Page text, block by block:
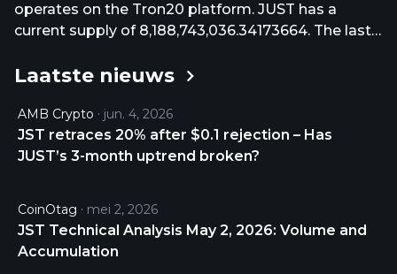
operates on the Tron20 platform. JUST has a
current supply of 8,188,743,036.34173664. The last
down -0.29 over the last 24 hours. It is currently
traded over the last 24 hours. More information
can be found at https://just.network/#/.
Laatste nieuws
AMB Crypto jun. 4, 2026
JST retraces 20% after $0.1 rejection – Has
JUST’s 3-month uptrend broken?
CoinOtag mei 2, 2026
JST Technical Analysis May 2, 2026: Volume and
Accumulation